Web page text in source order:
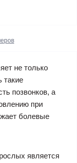
не только
такие
позвонков, а
при
болевые
является